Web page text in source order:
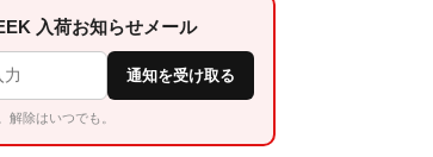
入荷お知らせメール
通知を受け取る
解除はいつでも。